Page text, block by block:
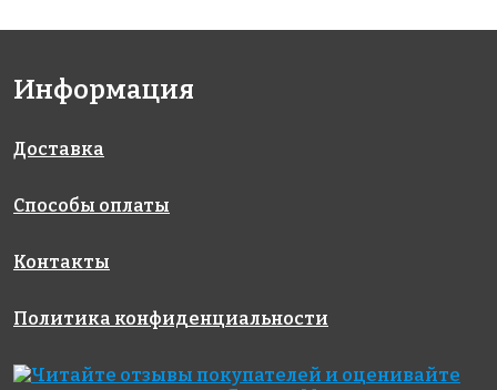
AKP017
306x306
AKP009
300x300
AKP015
AKP006
Информация
Доставка
Способы оплаты
Контакты
Политика конфиденциальности